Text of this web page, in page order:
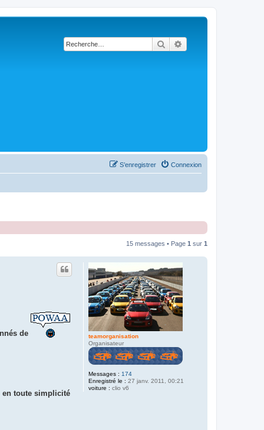
Rechercher
Connexion
S’enregistrer
15 messages • Page 1 sur 1
teamorganisation
Organisateur
Messages : 174
Enregistré le : 27 janv. 2011, 00:21
voiture : clio v6
de
en toute simplicité